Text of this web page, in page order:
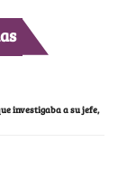
investigaba a su jefe,